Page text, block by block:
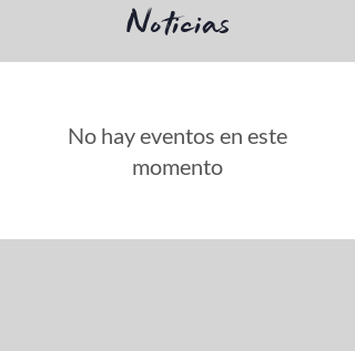
Noticias
No hay eventos en este
momento